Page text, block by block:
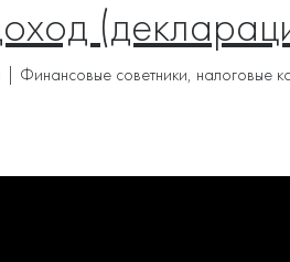
советники, налоговые